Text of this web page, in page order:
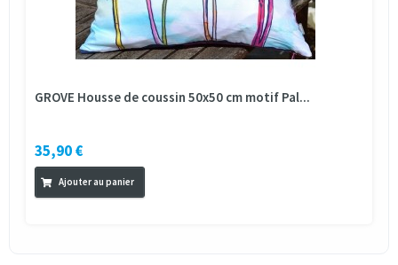
GROVE Housse de coussin 50x50 cm motif Pal...
35,90 €
Ajouter au panier